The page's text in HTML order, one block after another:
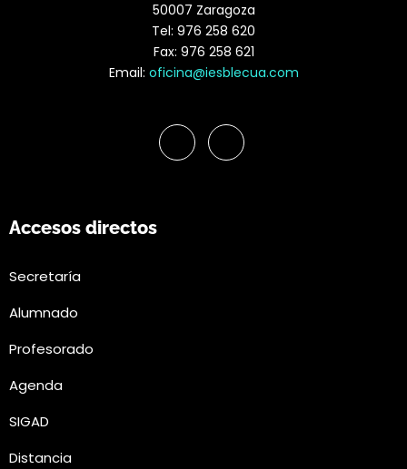
50007 Zaragoza
Tel: 976 258 620
Fax: 976 258 621
Email: oficina@iesblecua.com
Accesos directos
Secretaría
Alumnado
Profesorado
Agenda
SIGAD
Distancia